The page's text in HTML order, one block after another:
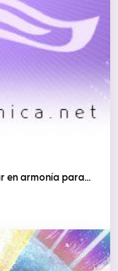
en armonía para…